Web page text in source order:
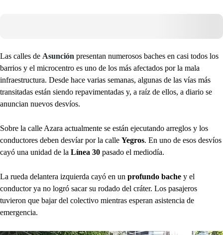
Las calles de Asunción presentan numerosos baches en casi todos los
barrios y el microcentro es uno de los más afectados por la mala
infraestructura. Desde hace varias semanas, algunas de las vías más
transitadas están siendo repavimentadas y, a raíz de ellos, a diario se
anuncian nuevos desvíos.
Sobre la calle Azara actualmente se están ejecutando arreglos y los
conductores deben desvíar por la calle Yegros. En uno de esos desvíos
cayó una unidad de la Línea 30 pasado el mediodía.
La rueda delantera izquierda cayó en un profundo bache y el
conductor ya no logró sacar su rodado del cráter. Los pasajeros
tuvieron que bajar del colectivo mientras esperan asistencia de
emergencia.